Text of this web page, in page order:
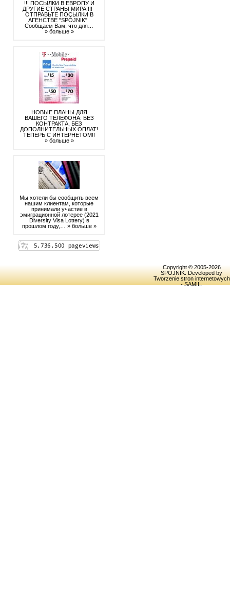
!!! ПОСЫЛКИ В ЕВРОПУ И
ДРУГИЕ СТРАНЫ МИРА !!!
ОТПРАВЬТЕ ПОСЫЛКИ В
АГЕНСТВЕ "SPÓJNIK"
Сообщаем Вам, что для…
» больше »
НОВЫЕ ПЛАНЫ ДЛЯ
ВАШЕГО ТЕЛЕФОНА: БЕЗ
КОНТРАКТА, БЕЗ
ДОПОЛНИТЕЛЬНЫХ ОПЛАТ!
ТЕПЕРЬ С ИНТЕРНЕТОМ!!
» больше »
Мы хотели бы сообщить всем
нашим клиентам, которые
принимали участие в
эмиграционной лотерее (2021
Diversity Visa Lottery) в
прошлом году,… » больше »
Copyright © 2005-2026
SPOJNIK . Developed by
Tworzenie stron internetowych
- SAMIL.